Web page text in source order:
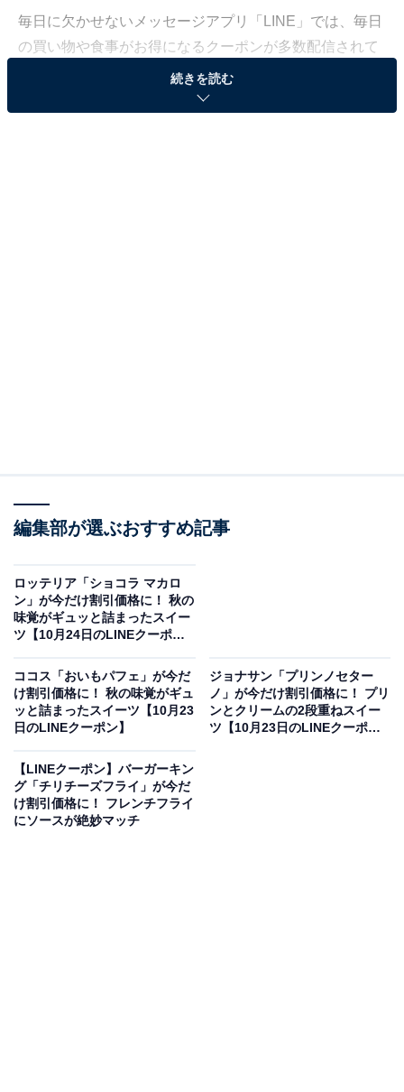
毎日に欠かせないメッセージアプリ「LINE」では、毎日
の買い物や食事がお得になるクーポンが多数配信されて
（画像出典：ニップン公式サイト）
レ」が5円引きで購入できるクーポンがLINEで配信中。
有効期限は12月31日までとなっています。
イタリア産完熟トマトベースの濃厚ソースに、海老・い
か・あさりの魚介3種と、なすをたっぷり絡めた仕上が
続きを読む
編集部が選ぶおすすめ記事
ロッテリア「ショコラ マカロ
ン」が今だけ割引価格に！ 秋の
味覚がギュッと詰まったスイー
ツ【10月24日のLINEクーポ
ココス「おいもパフェ」が今だ
け割引価格に！ 秋の味覚がギュ
ッと詰まったスイーツ【10月23
日のLINEクーポン】
ジョナサン「プリンノセター
ノ」が今だけ割引価格に！ プリ
ンとクリームの2段重ねスイー
ツ【10月23日のLINEクーポ
【LINEクーポン】バーガーキン
グ「チリチーズフライ」が今だ
け割引価格に！ フレンチフライ
にソースが絶妙マッチ